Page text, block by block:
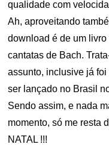
qualidade com
Ah, aproveitando
download é de um
cantatas de Bach.
assunto, inclusive já
ser lançado no Brasil
Sendo assim, e nada
momento, só me resta
NATAL !!!